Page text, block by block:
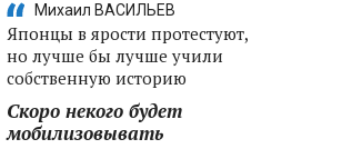
Михаил ВАСИЛЬЕВ
Японцы в ярости протестуют,
но лучше бы лучше учили
собственную историю
Скоро некого будет
мобилизовывать